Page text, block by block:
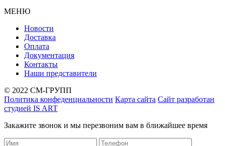
МЕНЮ
Новости
Доставка
Оплата
Документация
Контакты
Наши представители
© 2022 СМ-ГРУПП
Политика конфеденциальности Карта сайта Сайт разработан
студией IS ART
Закажите звонок и мы перезвоним вам в ближайшее время